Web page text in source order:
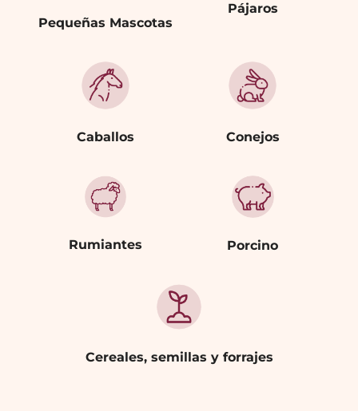
Pequeñas Mascotas
Pájaros
Caballos Conejos
Rumiantes Porcino
Cereales, semillas y forrajes